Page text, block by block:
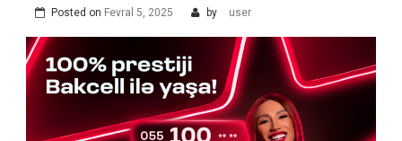
Posted on Fevral 5, 2025 by user